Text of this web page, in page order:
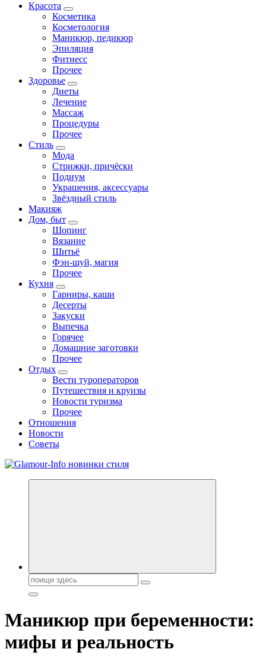
Красота
Косметика
Косметология
Маникюр, педикюр
Эпиляция
Фитнесс
Прочее
Здоровье
Диеты
Лечение
Массаж
Процедуры
Прочее
Стиль
Мода
Стрижки, причёски
Подиум
Украшения, аксессуары
Звёздный стиль
Макияж
Дом, быт
Шопинг
Вязание
Шитьё
Фэн-шуй, магия
Прочее
Кухня
Гарниры, каши
Десерты
Закуски
Выпечка
Горячее
Домашние заготовки
Прочее
Отдых
Вести туроператоров
Путешествия и круизы
Новости туризма
Прочее
Отношения
Новости
Советы
Секреты молодости, красоты и долголетия. Гламурный журнал
Поиск:
Маникюр при беременности:
мифы и реальность